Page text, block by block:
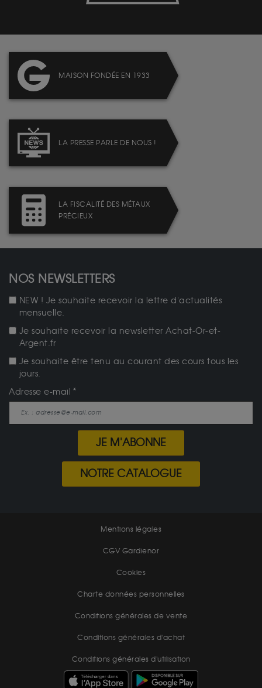
MAISON FONDÉE EN 1933
LA PRESSE PARLE DE NOUS !
LA FISCALITÉ DES MÉTAUX
PRÉCIEUX
NOS NEWSLETTERS
NEW ! Je souhaite recevoir la lettre d'actualités
mensuelle.
Je souhaite recevoir la newsletter Achat-Or-et-
Argent.fr
Je souhaite être tenu au courant des cours tous les
jours.
Adresse e-mail
JE M'ABONNE
NOTRE CATALOGUE
Mentions légales
CGV Gardienor
Cookies
Charte données personnelles
Conditions générales de vente
Conditions générales d'achat
Conditions générales d'utilisation